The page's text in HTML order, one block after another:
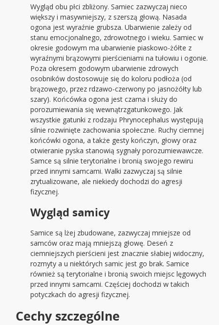
Wygląd obu płci zbliżony. Samiec zazwyczaj nieco
większy i masywniejszy, z szerszą głową. Nasada
ogona jest wyraźnie grubsza. Ubarwienie zależy od
stanu emocjonalnego, zdrowotnego i wieku. Samiec w
okresie godowym ma ubarwienie piaskowo-żółte z
wyraźnymi brązowymi pierścieniami na tułowiu i ogonie.
Poza okresem godowym ubarwienie zdrowych
osobników dostosowuje się do koloru podłoża (od
brązowego, przez rdzawo-czerwony po jasnożółty lub
szary). Końcówka ogona jest czarna i służy do
porozumiewania się wewnątrzgatunkowego. Jak
wszystkie gatunki z rodzaju Phrynocephalus występują
silnie rozwinięte zachowania społeczne. Ruchy ciemnej
końcówki ogona, a także gesty kończyn, głowy oraz
otwieranie pyska stanowią sygnały porozumiewawcze.
Samce są silnie terytorialne i bronią swojego rewiru
przed innymi samcami. Walki zazwyczaj są silnie
zrytualizowane, ale niekiedy dochodzi do agresji
fizycznej.
Wygląd samicy
Samice są lżej zbudowane, zazwyczaj mniejsze od
samców oraz mają mniejszą głowę. Deseń z
ciemniejszych pierścieni jest znacznie słabiej widoczny,
rozmyty a u niektórych samic jest go brak. Samice
również są terytorialne i bronią swoich miejsc lęgowych
przed innymi samcami. Częściej dochodzi w takich
potyczkach do agresji fizycznej.
Cechy szczególne